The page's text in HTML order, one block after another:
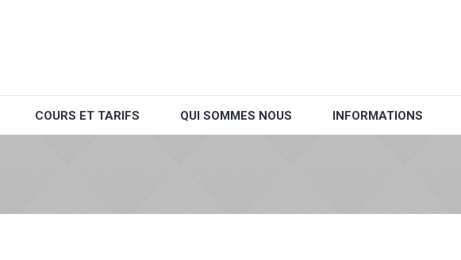
COURS ET TARIFS QUI SOMMES NOUS INFORMATIONS